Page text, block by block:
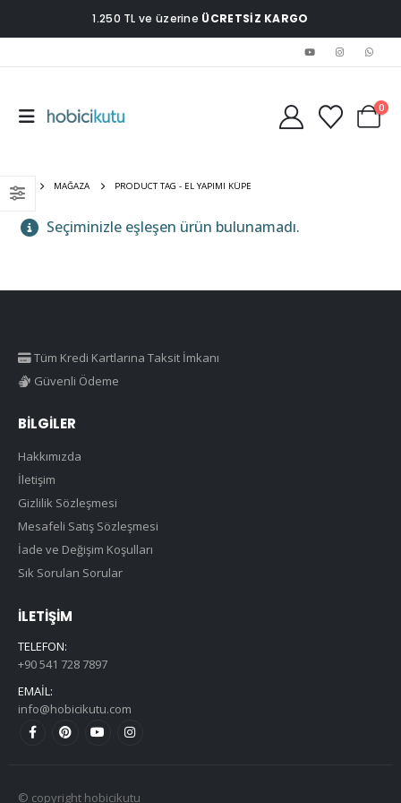
1.250 TL ve üzerine ÜCRETSİZ KARGO
0
EV MAĞAZA PRODUCT TAG - EL YAPIMI KÜPE
Seçiminizle eşleşen ürün bulunamadı.
Tüm Kredi Kartlarına Taksit İmkanı
Güvenli Ödeme
BILGILER
Hakkımızda
İletişim
Gizlilik Sözleşmesi
Mesafeli Satış Sözleşmesi
İade ve Değişim Koşulları
Sık Sorulan Sorular
İLETIŞIM
TELEFON:
+90 541 728 7897
EMAIL:
info@hobicikutu.com
© copyright hobicikutu